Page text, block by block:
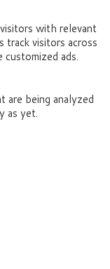
with relevant
track visitors across
ads.
are being analyzed
as yet.